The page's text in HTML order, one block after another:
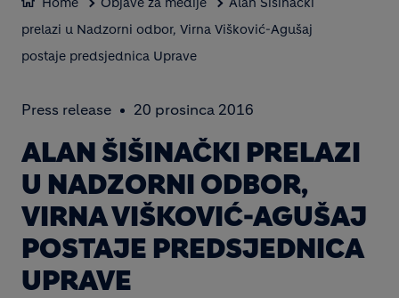
prelazi u Nadzorni odbor, Virna Višković-Agušaj
postaje predsjednica Uprave
Press release 20 prosinca 2016
ALAN ŠIŠINAČKI PRELAZI
U NADZORNI ODBOR,
VIRNA VIŠKOVIĆ-AGUŠAJ
POSTAJE PREDSJEDNICA
UPRAVE